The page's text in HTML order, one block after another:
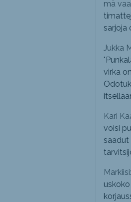
mä
sarjoja
Jukka
"
virka
Kari
voisi
saadut